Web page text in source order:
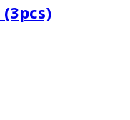
(3pcs)